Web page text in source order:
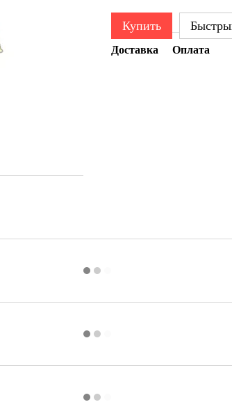
Купить
Доставка Оплата